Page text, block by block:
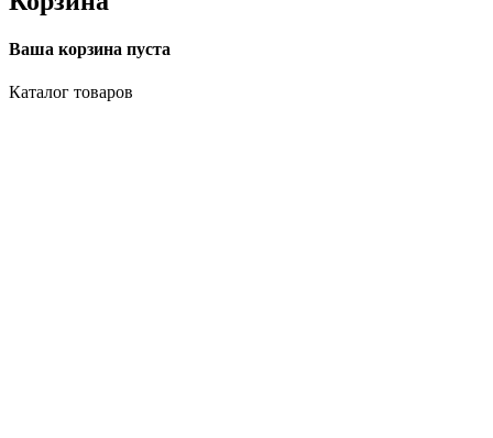
Ваша корзина пуста
Каталог товаров